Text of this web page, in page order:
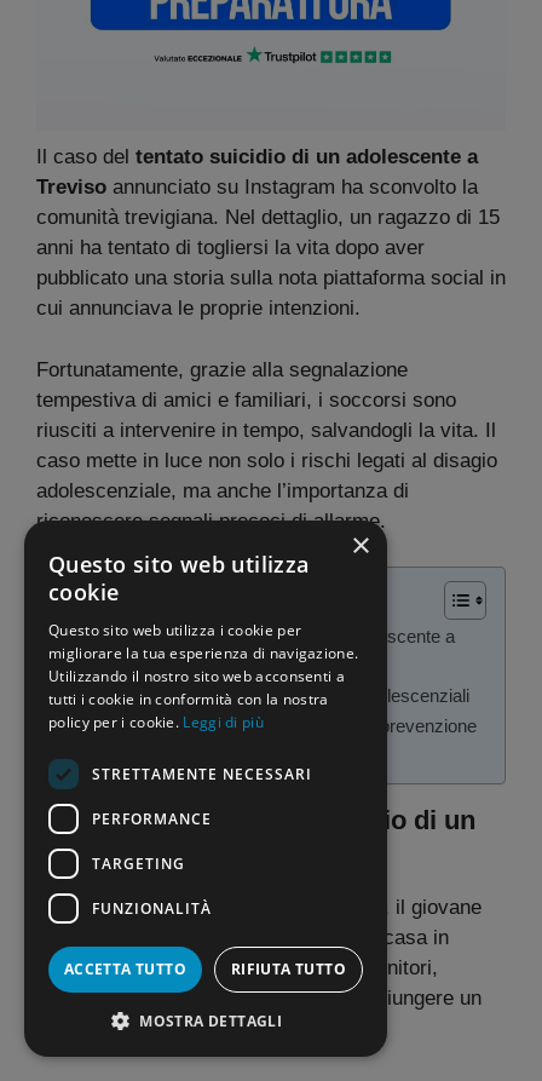
Il caso del tentato suicidio di un adolescente a
Treviso annunciato su Instagram ha sconvolto la
comunità trevigiana. Nel dettaglio, un ragazzo di 15
anni ha tentato di togliersi la vita dopo aver
pubblicato una storia sulla nota piattaforma social in
cui annunciava le proprie intenzioni.
Fortunatamente, grazie alla segnalazione
tempestiva di amici e familiari, i soccorsi sono
riusciti a intervenire in tempo, salvandogli la vita. Il
caso mette in luce non solo i rischi legati al disagio
adolescenziale, ma anche l’importanza di
riconoscere segnali precoci di allarme.
SOMMARIO
Il drammatico tentato suicidio di un adolescente a
Treviso
Segnali d’allarme nei comportamenti adolescenziali
Il ruolo dei social media e le strategie di prevenzione
Cosa si può fare
Il drammatico tentato suicidio di un
adolescente a Treviso
Nella serata di ieri, 12 Novembre 2025, il giovane
adolescente si sarebbe allontanato da casa in
bicicletta elettrica senza informare i genitori,
percorrendo diversi chilometri per raggiungere un
ponte sul fiume Piave.
×
Questo sito web utilizza
cookie
Questo sito web utilizza i cookie per
migliorare la tua esperienza di navigazione.
Utilizzando il nostro sito web acconsenti a
tutti i cookie in conformità con la nostra
policy per i cookie. Leggi di più
STRETTAMENTE NECESSARI
PERFORMANCE
TARGETING
FUNZIONALITÀ
ACCETTA TUTTO RIFIUTA TUTTO
MOSTRA DETTAGLI